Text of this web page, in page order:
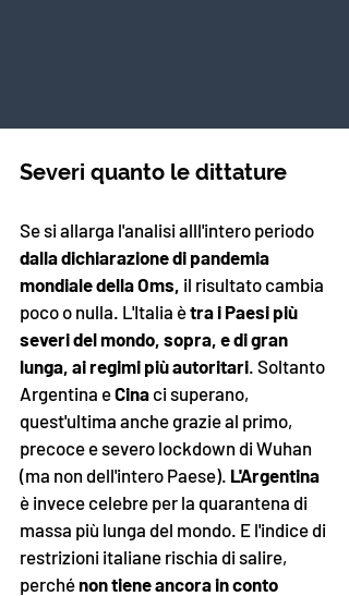
Severi quanto le dittature
Se si allarga l'analisi alll'intero periodo
dalla dichiarazione di pandemia
mondiale della Oms, il risultato cambia
poco o nulla. L'Italia è tra i Paesi più
severi del mondo, sopra, e di gran
lunga, ai regimi più autoritari. Soltanto
Argentina e Cina ci superano,
quest'ultima anche grazie al primo,
precoce e severo lockdown di Wuhan
(ma non dell'intero Paese). L'Argentina
è invece celebre per la quarantena di
massa più lunga del mondo. E l'indice di
restrizioni italiane rischia di salire,
perché non tiene ancora in conto